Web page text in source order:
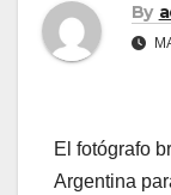
By
El fotógrafo
Argentina